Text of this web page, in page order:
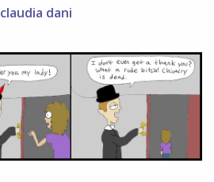
claudia dani